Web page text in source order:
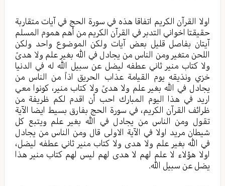
اولا القرآن الكريم اتفاقا هذه في سورة الحج في آيات متقاربة
حقيقتا اخواني التدبر في القرآن الكريم من أهم هموم المسلم
آيتان بفاصل قليل بعض آيات ولكن الموضوع واحد ولكن
اللحن متغير ومن الناس من يجادل في الله بغير علم ولا هدىً
ولا كتاب منير ثاني عطفه ليضل عن سبيل الله له في الدنيا
خزي ونذيقه يوم القيامة عذاب الحريق اذاً من الناس من
يجادل في الله بغير علم ولا هدىً ولا كتاب منير، كونوا معي
اريد في هذا اليوم المبارك احب أن اقدم لكم ظريفة من
ظرائف القرآن الكريم، في سورة الحج بفارق بسيط ايضا الآية
تقول ومن الناس من يجادل في الله بغير علم ويتبع كل
شيطان مريد اولا في الآية الاولى قال ومن الناس من يجادل
في الله بغير علم ولا هدى ولا كتاب منير ثاني عطفه ليضل،
اولا هؤلاء لا علم لهم لا هدى لهم ليس لهم كتاب منير هذا
يضل عن سبيل الله.